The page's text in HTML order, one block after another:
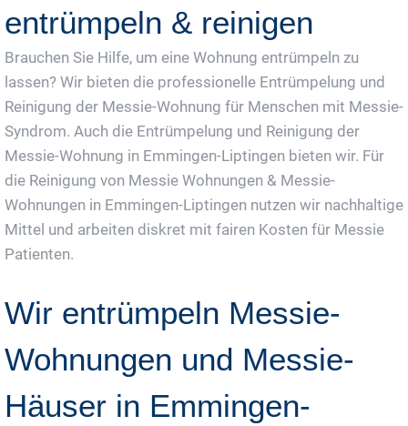
entrümpeln & reinigen
Brauchen Sie Hilfe, um eine Wohnung entrümpeln zu
lassen? Wir bieten die professionelle Entrümpelung und
Reinigung der Messie-Wohnung für Menschen mit Messie-
Syndrom. Auch die Entrümpelung und Reinigung der
Messie-Wohnung in Emmingen-Liptingen bieten wir. Für
die Reinigung von Messie Wohnungen & Messie-
Wohnungen in Emmingen-Liptingen nutzen wir nachhaltige
Mittel und arbeiten diskret mit fairen Kosten für Messie
Patienten.
Wir entrümpeln Messie-
Wohnungen und Messie-
Häuser in Emmingen-